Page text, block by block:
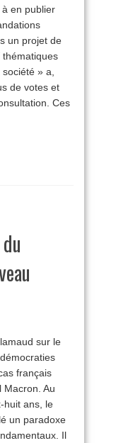
à en publier
un projet de
thématiques
» a,
de votes et
Ces
sur le
français
Macron. Au
huit ans, le
un paradoxe
Il